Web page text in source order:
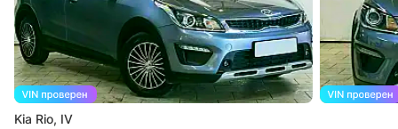
Kia Rio, IV